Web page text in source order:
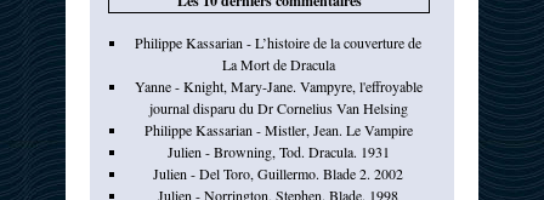
Philippe Kassarian - L’histoire de la couverture de
La Mort de Dracula
Yanne - Knight, Mary-Jane. Vampyre, l'effroyable
journal disparu du Dr Cornelius Van Helsing
Philippe Kassarian - Mistler, Jean. Le Vampire
Julien - Browning, Tod. Dracula. 1931
Julien - Del Toro, Guillermo. Blade 2. 2002
Julien - Norrington, Stephen. Blade. 1998